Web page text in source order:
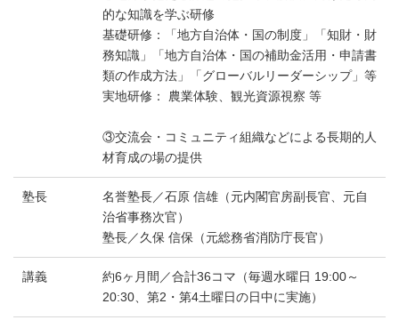
的な知識を学ぶ研修
基礎研修：「地方自治体・国の制度」「知財・財
務知識」「地方自治体・国の補助金活用・申請書
類の作成方法」「グローバルリーダーシップ」等
実地研修： 農業体験、観光資源視察 等
③交流会・コミュニティ組織などによる長期的人
材育成の場の提供
塾長
名誉塾長／石原 信雄（元内閣官房副長官、元自
治省事務次官）
塾長／久保 信保（元総務省消防庁長官）
講義
約6ヶ月間／合計36コマ（毎週水曜日 19:00～
20:30、第2・第4土曜日の日中に実施）